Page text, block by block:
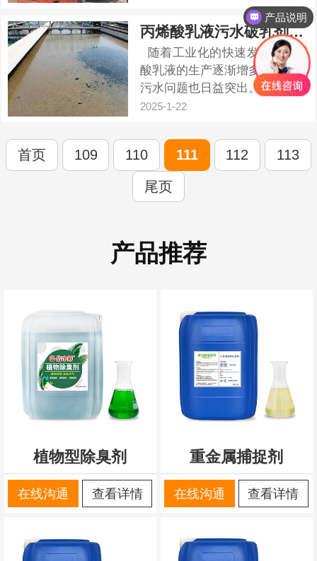
是强效除臭。长效除臭剂具有高
度有效的除臭效果，能够迅速中
和并去除各种臭味分子，如氨
气、硫化氢等。它的...
丙烯酸乳液污水破乳剂的作用与特点
随着工业化的快速发展，丙烯
酸乳液的生产逐渐增多，产生的
污水问题也日益突出。其中，破
乳问题成为污水处理的关键环
酸乳液污水破乳剂，以帮助解决
这一难题。 一、丙烯酸乳液
污水特点 &nbs...
2025-1-22
首页 109 110 111 112 113
尾页
产品推荐
植物型除臭剂
在线沟通 查看详情
重金属捕捉剂
在线沟通 查看详情
产品说明
产品报价